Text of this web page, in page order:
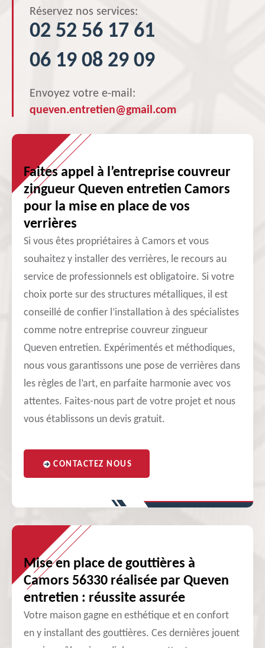
Réservez nos services:
02 52 56 17 61
06 19 08 29 09
Envoyez votre e-mail:
queven.entretien@gmail.com
Faites appel à l’entreprise couvreur
zingueur Queven entretien Camors
pour la mise en place de vos
verrières
Si vous êtes propriétaires à Camors et vous
souhaitez y installer des verrières, le recours au
service de professionnels est obligatoire. Si votre
choix porte sur des structures métalliques, il est
conseillé de confier l’installation à des spécialistes
comme notre entreprise couvreur zingueur
Queven entretien. Expérimentés et méthodiques,
nous vous garantissons une pose de verrières dans
les règles de l’art, en parfaite harmonie avec vos
attentes. Faites-nous part de votre projet et nous
vous établissons un devis gratuit.
CONTACTEZ NOUS
Mise en place de gouttières à
Camors 56330 réalisée par Queven
entretien : réussite assurée
Votre maison gagne en esthétique et en confort
en y installant des gouttières. Ces dernières jouent